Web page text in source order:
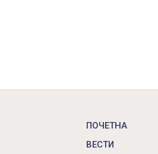
ПОЧЕТНА
ВЕСТИ